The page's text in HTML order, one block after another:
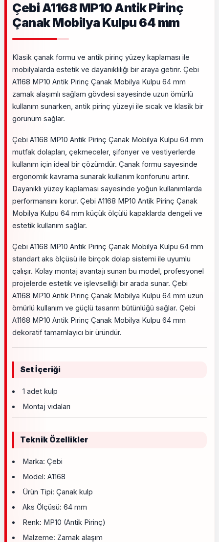
Çebi A1168 MP10 Antik Pirinç
Çanak Mobilya Kulpu 64 mm
Klasik çanak formu ve antik pirinç yüzey kaplaması ile
mobilyalarda estetik ve dayanıklılığı bir araya getirir. Çebi
A1168 MP10 Antik Pirinç Çanak Mobilya Kulpu 64 mm
zamak alaşımlı sağlam gövdesi sayesinde uzun ömürlü
kullanım sunarken, antik pirinç yüzeyi ile sıcak ve klasik bir
görünüm sağlar.
Çebi A1168 MP10 Antik Pirinç Çanak Mobilya Kulpu 64 mm
mutfak dolapları, çekmeceler, şifonyer ve vestiyerlerde
kullanım için ideal bir çözümdür. Çanak formu sayesinde
ergonomik kavrama sunarak kullanım konforunu artırır.
Dayanıklı yüzey kaplaması sayesinde yoğun kullanımlarda
performansını korur. Çebi A1168 MP10 Antik Pirinç Çanak
Mobilya Kulpu 64 mm küçük ölçülü kapaklarda dengeli ve
estetik kullanım sağlar.
Çebi A1168 MP10 Antik Pirinç Çanak Mobilya Kulpu 64 mm
standart aks ölçüsü ile birçok dolap sistemi ile uyumlu
çalışır. Kolay montaj avantajı sunan bu model, profesyonel
projelerde estetik ve işlevselliği bir arada sunar. Çebi
A1168 MP10 Antik Pirinç Çanak Mobilya Kulpu 64 mm uzun
ömürlü kullanım ve güçlü tasarım bütünlüğü sağlar. Çebi
A1168 MP10 Antik Pirinç Çanak Mobilya Kulpu 64 mm
dekoratif tamamlayıcı bir üründür.
Set İçeriği
1 adet kulp
Montaj vidaları
Teknik Özellikler
Marka: Çebi
Model: A1168
Ürün Tipi: Çanak kulp
Aks Ölçüsü: 64 mm
Renk: MP10 (Antik Pirinç)
Malzeme: Zamak alaşım